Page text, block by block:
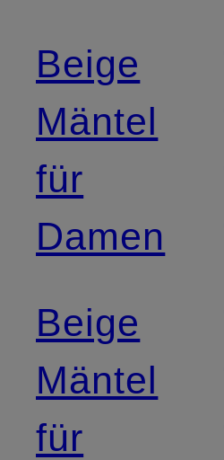
Beige
Mäntel
für
Damen
Beige
Mäntel
für